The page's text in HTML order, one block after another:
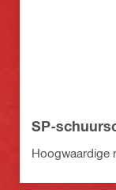
SP-
Hoogwaardige